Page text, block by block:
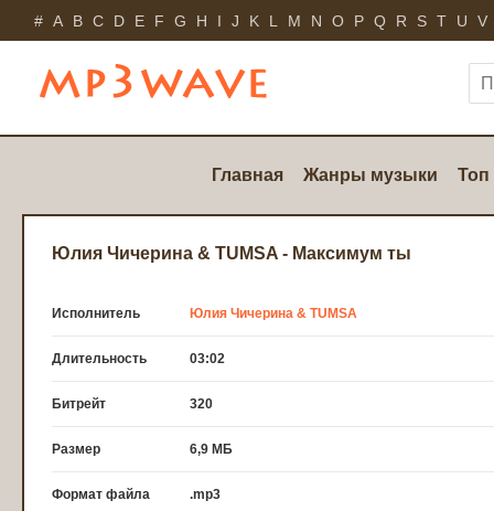
# A B C D E F G H I J K L M N O P Q R S T U V
Главная Жанры музыки Топ
Юлия Чичерина & TUMSA - Максимум ты
Исполнитель Юлия Чичерина & TUMSA
Длительность 03:02
Битрейт 320
Размер 6,9 МБ
Формат файла .mp3